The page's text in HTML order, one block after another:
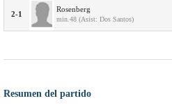
2-1
Rosenberg
min.48 (Asist: Dos Santos)
Resumen del partido